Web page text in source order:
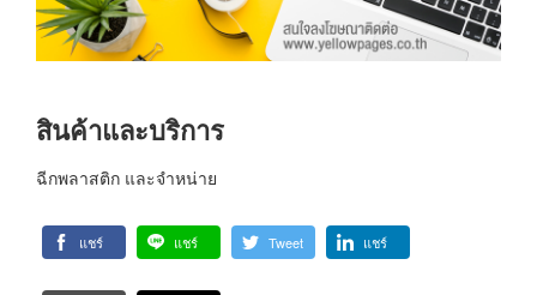
สินค้าและบริการ
ฉีกพลาสติก และจำหน่าย
แชร์ แชร์ Tweet แชร์